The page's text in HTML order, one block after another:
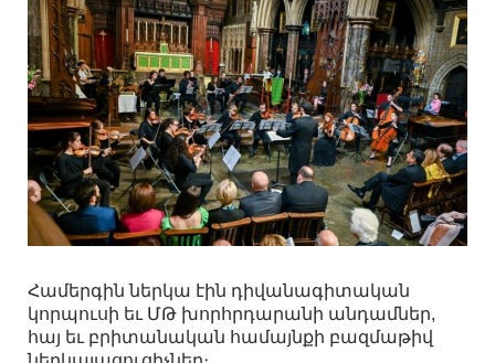
Համերգին ներկա էին դիվանագիտական
կորպուսի եւ ՄԹ խորհրդարանի անդամներ,
հայ եւ բրիտանական համայնքի բազմաթիվ